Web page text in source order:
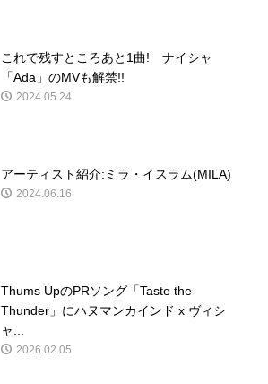
これで残すところあと1曲! ナイシャ
「Ada」のMVも解禁!!
2024.05.24
アーティスト紹介:ミラ・イスラム(MILA)
2024.06.16
Thums UpのPRソング「Taste the
Thunder」にハヌマンカインド x ヴィシ
ャ...
2026.02.05